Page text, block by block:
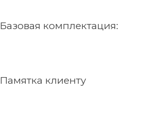
Базовая комплектация:
Памятка клиенту